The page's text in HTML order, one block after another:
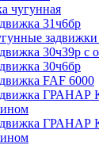
чугунная
31ч6бр
30ч39р с
30ч6бр
FAF 6000
ГРАНАР
ГРАНАР